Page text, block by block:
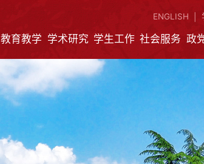
ENGLISH
教育教学 学术研究 学生工作 社会服务 政